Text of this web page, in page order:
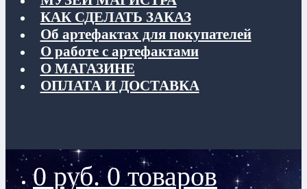
КАК СДЕЛАТЬ ЗАКАЗ
Об артефактах для покупателей
О работе с артефактами
О МАГАЗИНЕ
ОПЛАТА И ДОСТАВКА
0 руб. 0 товаров